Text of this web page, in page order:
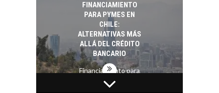
recursos humanos en
las empresas…
FINANCIAMIENTO
PARA PYMES EN
CHILE:
ALTERNATIVAS MÁS
ALLÁ DEL CRÉDITO
BANCARIO
Financiamiento para
pymes en Chile:
alternativas que
EL CRECIMIENTO DE